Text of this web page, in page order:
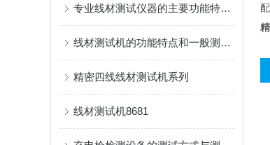
专业线材测试仪器的主要功能特点介绍
线材测试机的功能特点和一般测试操作过程
精密四线线材测试机系列
线材测试机8681